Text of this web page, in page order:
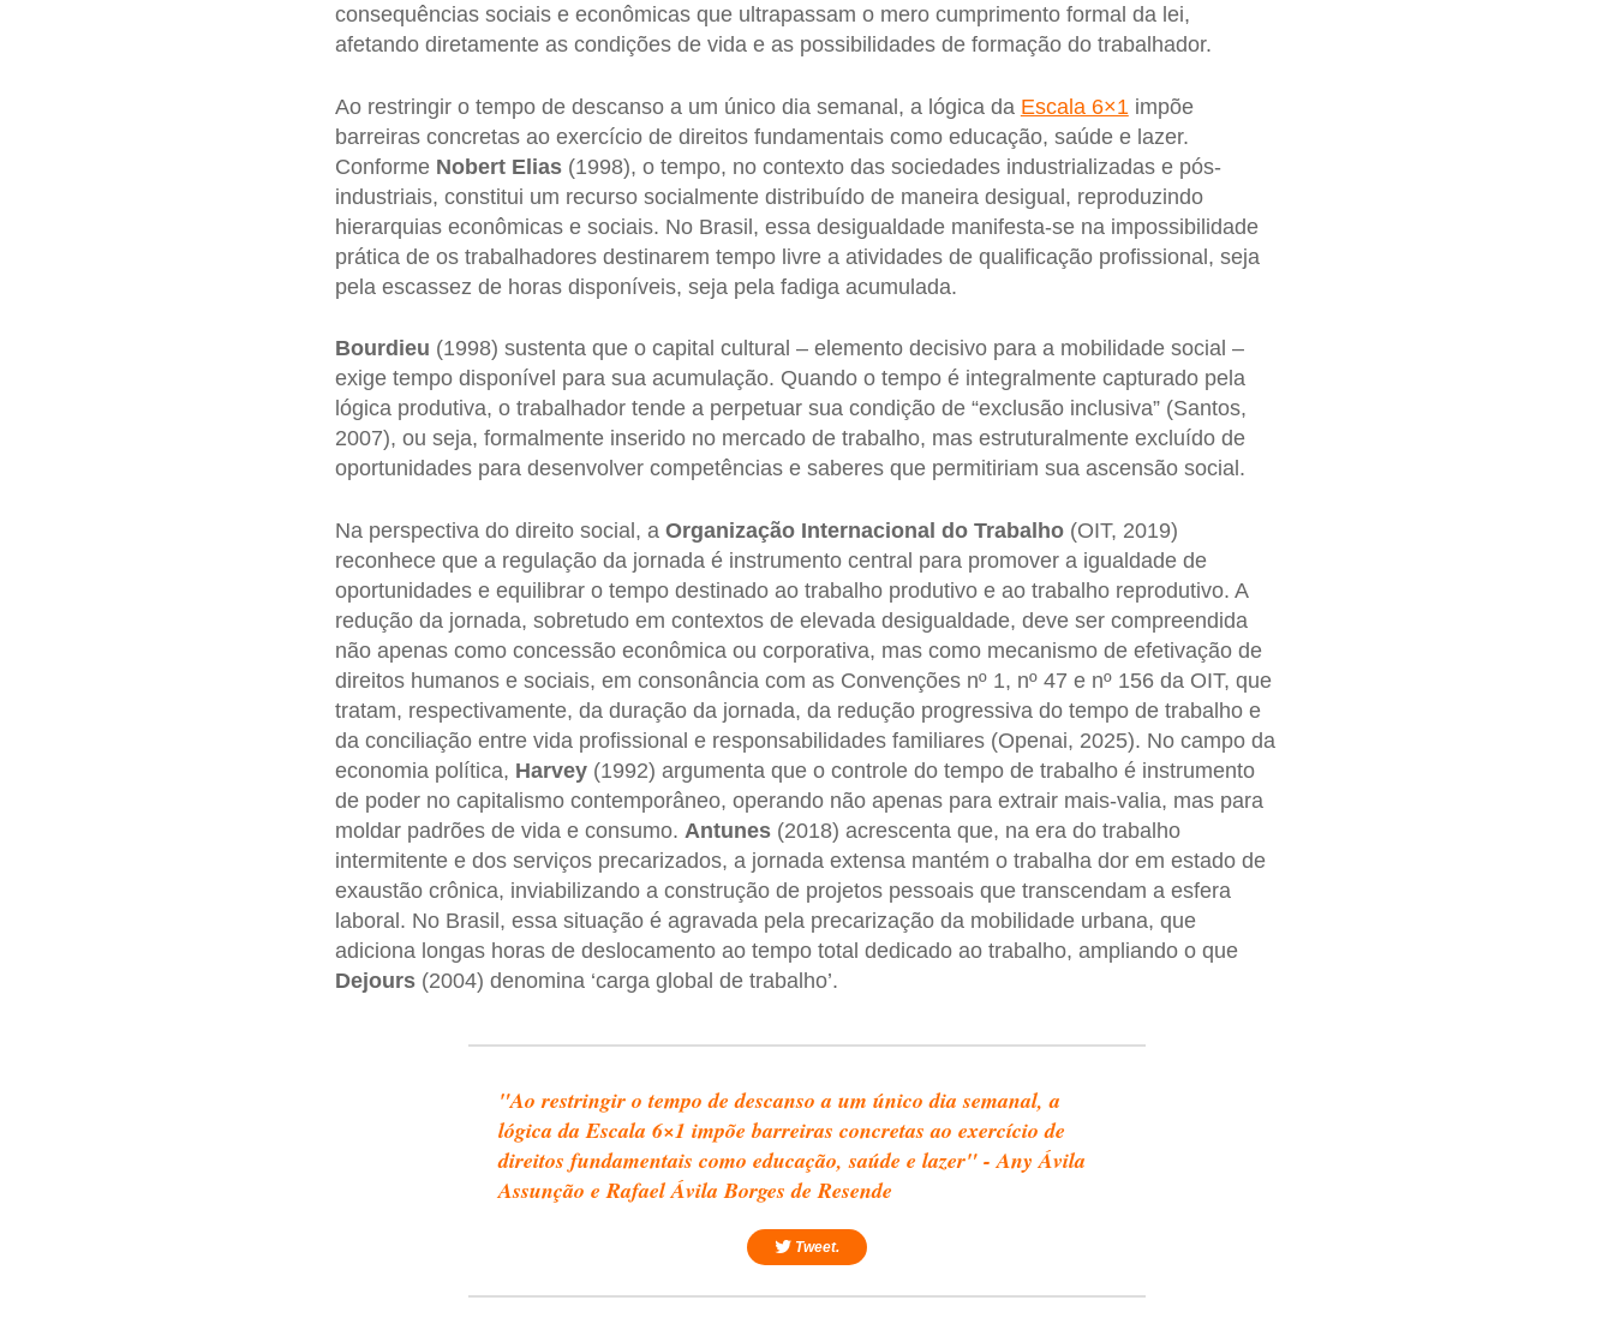
consequências sociais e econômicas que ultrapassam o mero cumprimento formal da lei,
afetando diretamente as condições de vida e as possibilidades de formação do trabalhador.
Ao restringir o tempo de descanso a um único dia semanal, a lógica da Escala 6×1 impõe
barreiras concretas ao exercício de direitos fundamentais como educação, saúde e lazer.
Conforme Nobert Elias(1998), o tempo, no contexto das sociedades industrializadas e pós-
industriais, constitui um recurso socialmente distribuído de maneira desigual, reproduzindo
hierarquias econômicas e sociais. No Brasil, essa desigualdade manifesta-se na impossibilidade
prática de os trabalhadores destinarem tempo livre a atividades de qualificação profissional, seja
pela escassez de horas disponíveis, seja pela fadiga acumulada.
Bourdieu (1998) sustenta que o capital cultural – elemento decisivo para a mobilidade social –
exige tempo disponível para sua acumulação. Quando o tempo é integralmente capturado pela
lógica produtiva, o trabalhador tende a perpetuar sua condição de “exclusão inclusiva” (Santos,
2007), ou seja, formalmente inserido no mercado de trabalho, mas estruturalmente excluído de
oportunidades para desenvolver competências e saberes que permitiriam sua ascensão social.
Na perspectiva do direito social, a Organização Internacional do Trabalho(OIT, 2019)
reconhece que a regulação da jornada é instrumento central para promover a igualdade de
oportunidades e equilibrar o tempo destinado ao trabalho produtivo e ao trabalho reprodutivo. A
redução da jornada, sobretudo em contextos de elevada desigualdade, deve ser compreendida
não apenas como concessão econômica ou corporativa, mas como mecanismo de efetivação de
direitos humanos e sociais, em consonância com as Convenções nº 1, nº 47 e nº 156 da OIT, que
tratam, respectivamente, da duração da jornada, da redução progressiva do tempo de trabalho e
da conciliação entre vida profissional e responsabilidades familiares (Openai, 2025). No campo da
economia política, Harvey(1992) argumenta que o controle do tempo de trabalho é instrumento
de poder no capitalismo contemporâneo, operando não apenas para extrair mais-valia, mas para
moldar padrões de vida e consumo. Antunes(2018) acrescenta que, na era do trabalho
intermitente e dos serviços precarizados, a jornada extensa mantém o trabalha dor em estado de
exaustão crônica, inviabilizando a construção de projetos pessoais que transcendam a esfera
laboral. No Brasil, essa situação é agravada pela precarização da mobilidade urbana, que
adiciona longas horas de deslocamento ao tempo total dedicado ao trabalho, ampliando o que
Dejours(2004) denomina ‘carga global de trabalho’.
"Ao restringir o tempo de descanso a um único dia semanal, a
lógica da Escala 6×1 impõe barreiras concretas ao exercício de
direitos fundamentais como educação, saúde e lazer" - Any Ávila
Assunção e Rafael Ávila Borges de Resende
Tweet.